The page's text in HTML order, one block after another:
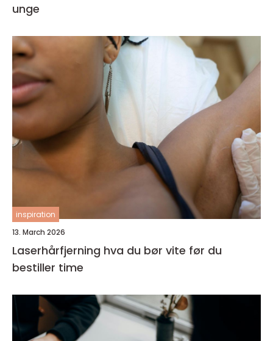
unge
inspiration
13. March 2026
Laserhårfjerning hva du bør vite før du
bestiller time